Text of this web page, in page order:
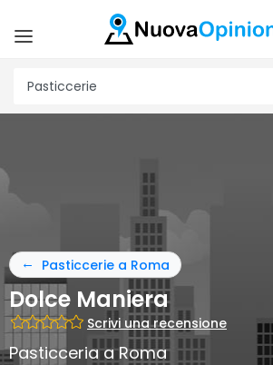
Pasticcerie a Roma
Dolce Maniera
Scrivi una recensione
Pasticceria a Roma